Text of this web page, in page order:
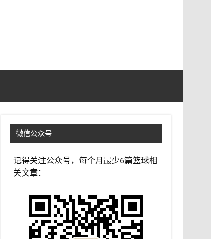
微信公众号
记得关注公众号，每个月最少6篇篮球相
关文章：